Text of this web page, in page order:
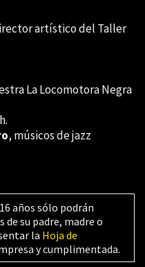
artístico del Taller
La Locomotora Negra
, músicos de jazz
años sólo podrán
su padre, madre o
la Hoja de
y cumplimentada.